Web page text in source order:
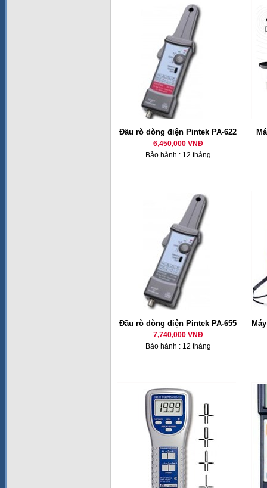
Đầu rò dòng điện Pintek PA-622
6,450,000 VNĐ
Bảo hành : 12 tháng
Đầu rò dòng điện Pintek PA-655
7,740,000 VNĐ
Bảo hành : 12 tháng